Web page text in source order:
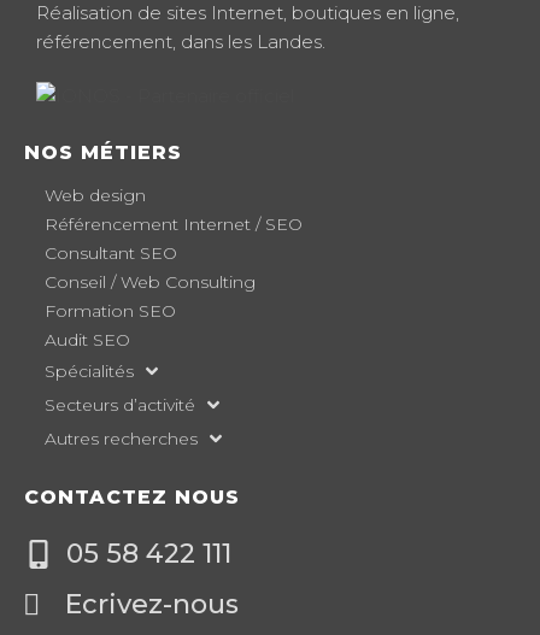
Réalisation de sites Internet, boutiques en ligne,
référencement, dans les Landes.
NOS MÉTIERS
Web design
Référencement Internet / SEO
Consultant SEO
Conseil / Web Consulting
Formation SEO
Audit SEO
Spécialités
Secteurs d’activité
Autres recherches
CONTACTEZ NOUS
05 58 422 111
Ecrivez-nous